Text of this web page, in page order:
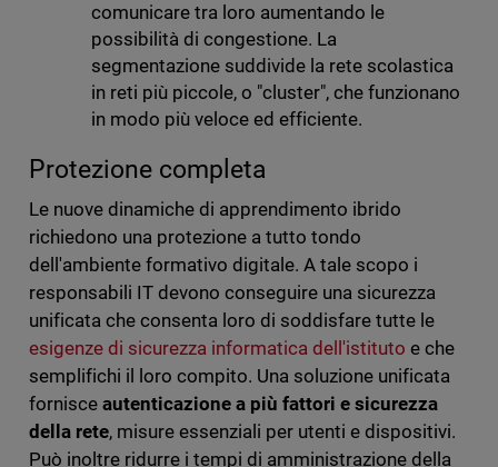
comunicare tra loro aumentando le
possibilità di congestione. La
segmentazione suddivide la rete scolastica
in reti più piccole, o "cluster", che funzionano
in modo più veloce ed efficiente.
Protezione completa
Le nuove dinamiche di apprendimento ibrido
richiedono una protezione a tutto tondo
dell'ambiente formativo digitale. A tale scopo i
responsabili IT devono conseguire una sicurezza
unificata che consenta loro di soddisfare tutte le
esigenze di sicurezza informatica dell'istituto e che
semplifichi il loro compito. Una soluzione unificata
fornisce autenticazione a più fattori e sicurezza
della rete, misure essenziali per utenti e dispositivi.
Può inoltre ridurre i tempi di amministrazione della